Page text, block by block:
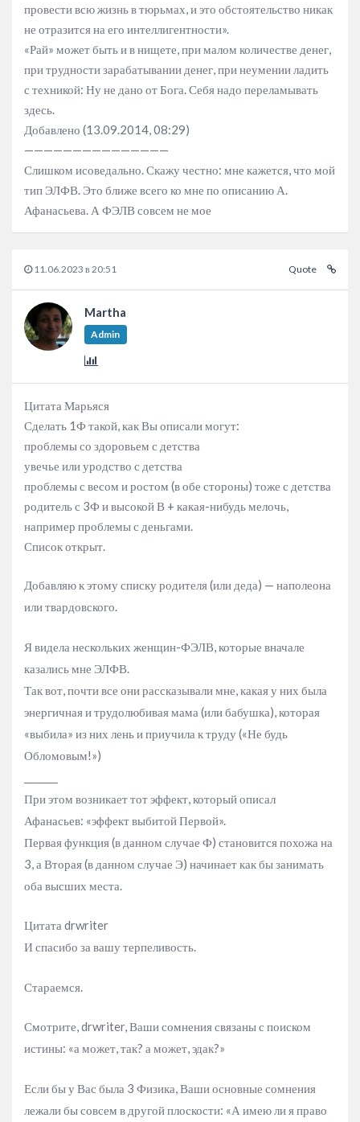
провести всю жизнь в тюрьмах, и это обстоятельство никак
не отразится на его интеллигентности».
«Рай» может быть и в нищете, при малом количестве денег,
при трудности зарабатывании денег, при неумении ладить
с техникой: Ну не дано от Бога. Себя надо переламывать
здесь.
Добавлено (13.09.2014, 08:29)
———————————————
Слишком исоведально. Скажу честно: мне кажется, что мой
тип ЭЛФВ. Это ближе всего ко мне по описанию А.
Афанасьева. А ФЭЛВ совсем не мое
11.06.2023 в 20:51 Quote
Martha
Admin
Цитата Марьяся
Сделать 1Ф такой, как Вы описали могут:
проблемы со здоровьем с детства
увечье или уродство с детства
проблемы с весом и ростом (в обе стороны) тоже с детства
родитель с 3Ф и высокой В + какая-нибудь мелочь,
например проблемы с деньгами.
Список открыт.
Добавляю к этому списку родителя (или деда) — наполеона
или твардовского.
Я видела нескольких женщин-ФЭЛВ, которые вначале
казались мне ЭЛФВ.
Так вот, почти все они рассказывали мне, какая у них была
энергичная и трудолюбивая мама (или бабушка), которая
«выбила» из них лень и приучила к труду («Не будь
Обломовым!»)
При этом возникает тот эффект, который описал
Афанасьев: «эффект выбитой Первой».
Первая функция (в данном случае Ф) становится похожа на
3, а Вторая (в данном случае Э) начинает как бы занимать
оба высших места.
Цитата drwriter
И спасибо за вашу терпеливость.
Стараемся.
Смотрите, drwriter, Ваши сомнения связаны с поиском
истины: «а может, так? а может, эдак?»
Если бы у Вас была 3 Физика, Ваши основные сомнения
лежали бы совсем в другой плоскости: «А имею ли я право